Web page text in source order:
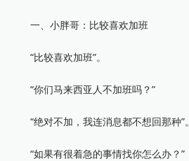
一、小胖哥：比较喜欢加班
“比较喜欢加班”。
“你们马来西亚人不加班吗？”
“绝对不加，我连消息都不想回那种”。
“如果有很着急的事情找你怎么办？”